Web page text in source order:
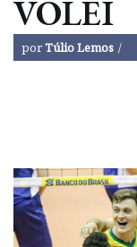
VÔLEI
porTúlio Lemos